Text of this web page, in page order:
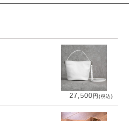
27,500円 (税込)